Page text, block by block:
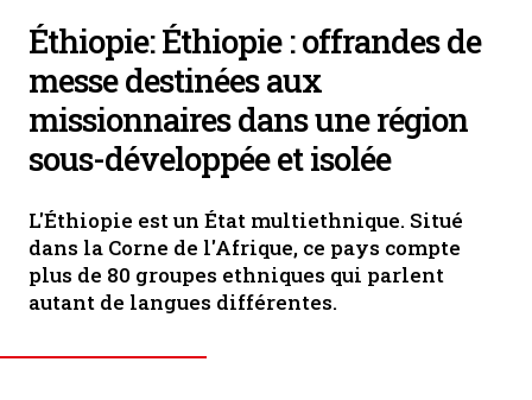
Éthiopie: Éthiopie : offrandes de
messe destinées aux
missionnaires dans une région
sous-développée et isolée
L'Éthiopie est un État multiethnique. Situé
dans la Corne de l'Afrique, ce pays compte
plus de 80 groupes ethniques qui parlent
autant de langues différentes.